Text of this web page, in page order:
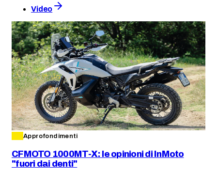
Video
Approfondimenti
CFMOTO 1000MT-X: le opinioni di InMoto
"fuori dai denti"